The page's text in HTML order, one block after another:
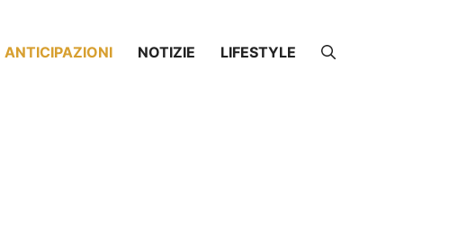
ANTICIPAZIONI NOTIZIE LIFESTYLE